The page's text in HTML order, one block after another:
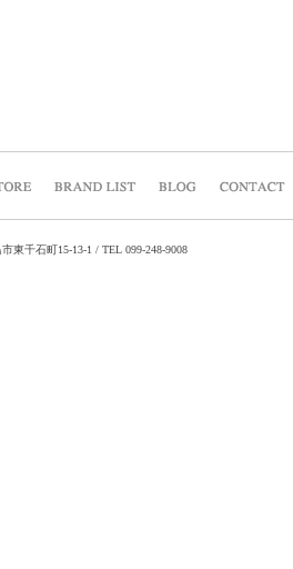
東千石町15-13-1 / TEL 099-248-9008